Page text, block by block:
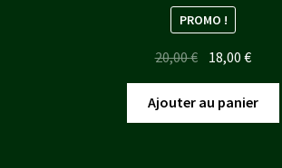
PROMO !
20,00€ Le
initial
était :
18,00€Le
actuel
est :
Ajouter au panier